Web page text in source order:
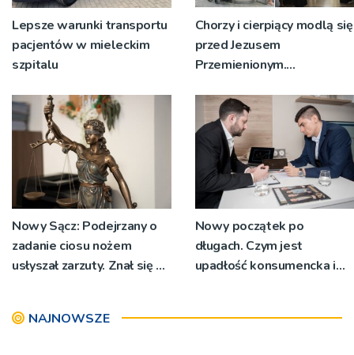
Lepsze warunki transportu
pacjentów w mieleckim
szpitalu
Chorzy i cierpiący modlą się
przed Jezusem
Przemienionym.
namaszczenia [ZDJĘCIA]
Nowy Sącz: Podejrzany o
zadanie ciosu nożem
usłyszał zarzuty. Znał się z
Nowy początek po
długach. Czym jest
upadłość konsumencka i
NAJNOWSZE